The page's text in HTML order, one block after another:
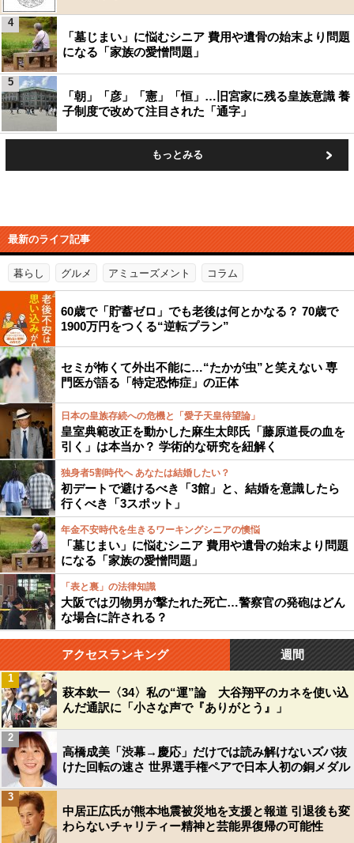
「墓じまい」に悩むシニア 費用や遺骨の始末より問題
になる「家族の愛憎問題」
4
「朝」「彦」「憲」「恒」…旧宮家に残る皇族意識 養
子制度で改めて注目された「通字」
5
もっとみる
最新のライフ記事
暮らし グルメ アミューズメント コラム
60歳で「貯蓄ゼロ」でも老後は何とかなる？ 70歳で
1900万円をつくる“逆転プラン”
セミが怖くて外出不能に…“たかが虫”と笑えない 専
門医が語る「特定恐怖症」の正体
日本の皇族存続への危機と「愛子天皇待望論」
皇室典範改正を動かした麻生太郎氏「藤原道長の血を
引く」は本当か？ 学術的な研究を紐解く
独身者5割時代へ あなたは結婚したい？
初デートで避けるべき「3館」と、結婚を意識したら
行くべき「3スポット」
年金不安時代を生きるワーキングシニアの懊悩
「墓じまい」に悩むシニア 費用や遺骨の始末より問題
になる「家族の愛憎問題」
「表と裏」の法律知識
大阪では刃物男が撃たれた死亡…警察官の発砲はどん
な場合に許される？
アクセスランキング 週間
萩本欽一〈34〉私の“運”論 大谷翔平のカネを使い込
んだ通訳に「小さな声で『ありがとう』」
1
高橋成美「渋幕→慶応」だけでは読み解けないズバ抜
けた回転の速さ 世界選手権ペアで日本人初の銅メダル
2
中居正広氏が熊本地震被災地を支援と報道 引退後も変
わらないチャリティー精神と芸能界復帰の可能性
3